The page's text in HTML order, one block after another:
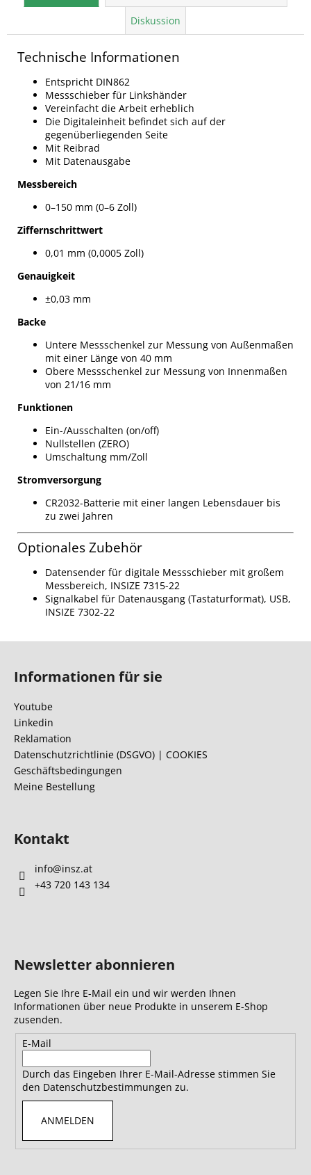
Diskussion
Technische Informationen
Entspricht DIN862
Messschieber für Linkshänder
Vereinfacht die Arbeit erheblich
Die Digitaleinheit befindet sich auf der
gegenüberliegenden Seite
Mit Reibrad
Mit Datenausgabe
Messbereich
0–150 mm (0–6 Zoll)
Ziffernschrittwert
0,01 mm (0,0005 Zoll)
Genauigkeit
±0,03 mm
Backe
Untere Messschenkel zur Messung von Außenmaßen
mit einer Länge von 40 mm
Obere Messschenkel zur Messung von Innenmaßen
von 21/16 mm
Funktionen
Ein-/Ausschalten (on/off)
Nullstellen (ZERO)
Umschaltung mm/Zoll
Stromversorgung
CR2032-Batterie mit einer langen Lebensdauer bis
zu zwei Jahren
Optionales Zubehör
Datensender für digitale Messschieber mit großem
Messbereich, INSIZE 7315-22
Signalkabel für Datenausgang (Tastaturformat), USB,
INSIZE 7302-22
Informationen für sie
Youtube
Linkedin
Reklamation
Datenschutzrichtlinie (DSGVO) | COOKIES
Geschäftsbedingungen
Meine Bestellung
Kontakt
info@insz.at
+43 720 143 134
Newsletter abonnieren
Legen Sie Ihre E-Mail ein und wir werden Ihnen
Informationen über neue Produkte in unserem E-Shop
zusenden.
E-Mail
Durch das Eingeben Ihrer E-Mail-Adresse stimmen Sie
den Datenschutzbestimmungen zu.
ANMELDEN